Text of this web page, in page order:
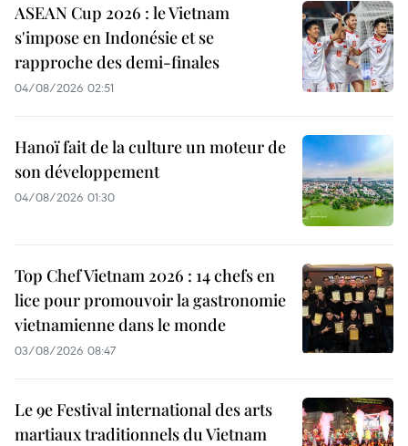
ASEAN Cup 2026 : le Vietnam
s'impose en Indonésie et se
rapproche des demi-finales
04/08/2026 02:51
Hanoï fait de la culture un moteur de
son développement
04/08/2026 01:30
Top Chef Vietnam 2026 : 14 chefs en
lice pour promouvoir la gastronomie
vietnamienne dans le monde
03/08/2026 08:47
Le 9e Festival international des arts
martiaux traditionnels du Vietnam